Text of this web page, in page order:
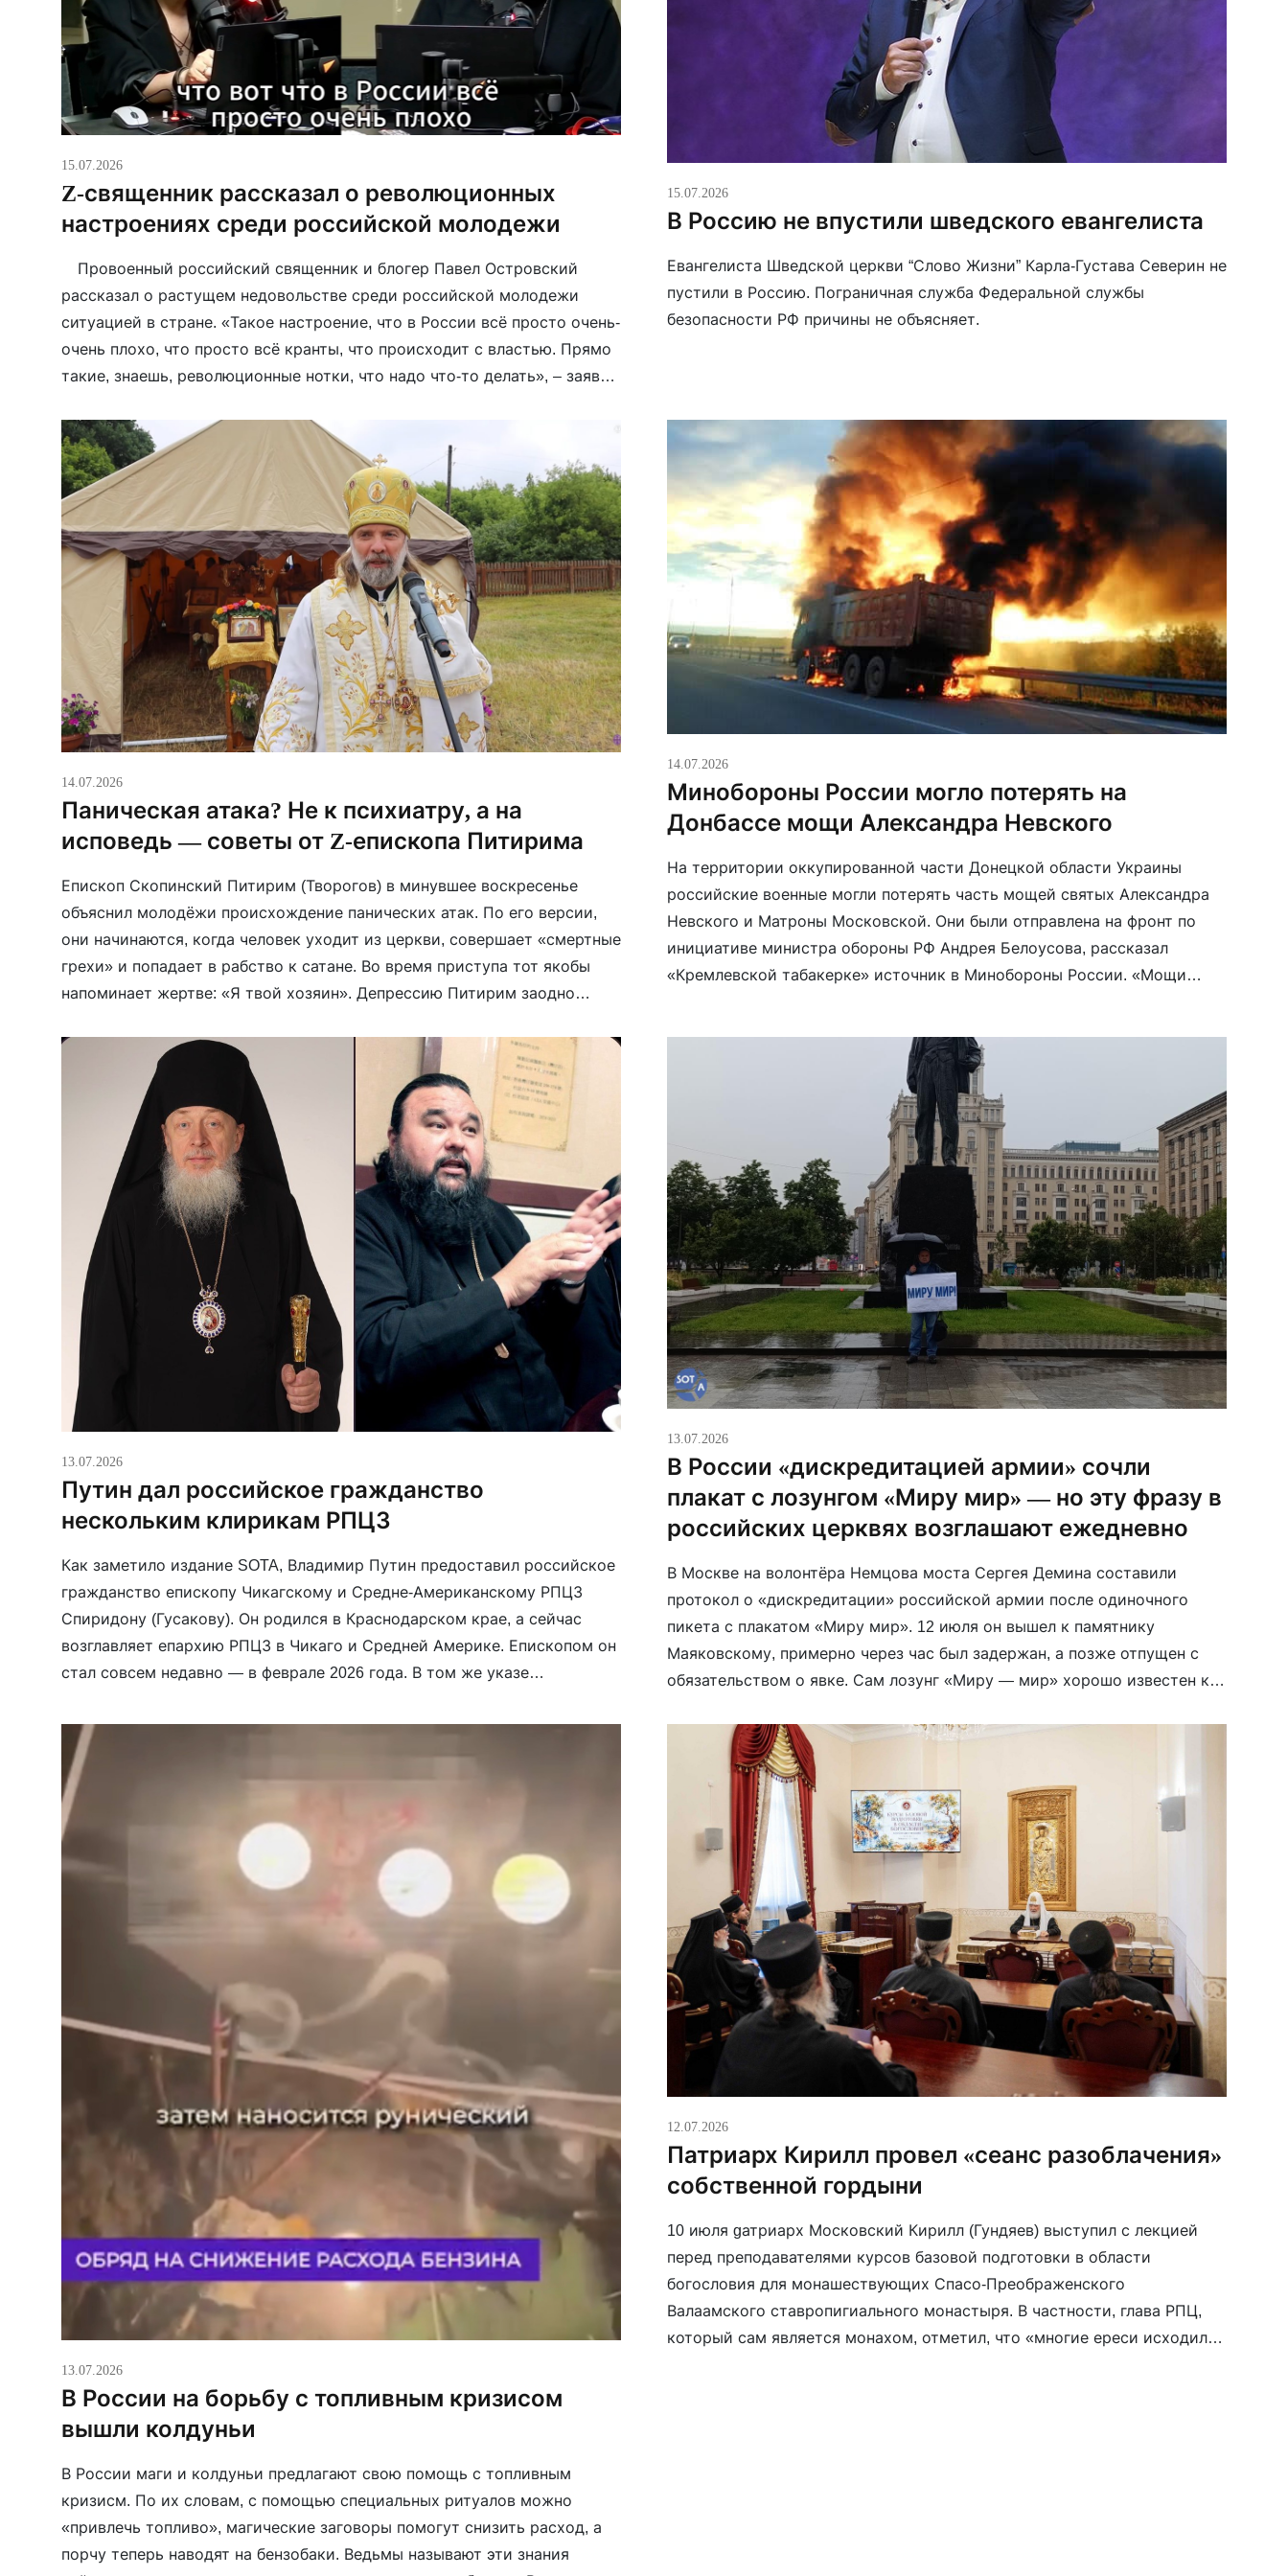
15.07.2026
Z-священник рассказал о революционных
настроениях среди российской молодежи
⠀ Провоенный российский священник и блогер Павел Островский
рассказал о растущем недовольстве среди российской молодежи
ситуацией в стране. «Такое настроение, что в России всё просто очень-
очень плохо, что просто всё кранты, что происходит с властью. Прямо
такие, знаешь, революционные нотки, что надо что-то делать», – заявил
15.07.2026
В Россию не впустили шведского евангелиста
Евангелиста Шведской церкви “Слово Жизни” Карла-Густава Северин не
пустили в Россию. Пограничная служба Федеральной службы
безопасности РФ причины не объясняет.
14.07.2026
Паническая атака? Не к психиатру, а на
исповедь — советы от Z-епископа Питирима
Епископ Скопинский Питирим (Творогов) в минувшее воскресенье
объяснил молодёжи происхождение панических атак. По его версии,
они начинаются, когда человек уходит из церкви, совершает «смертные
грехи» и попадает в рабство к сатане. Во время приступа тот якобы
напоминает жертве: «Я твой хозяин». Депрессию Питирим заодно
тоже простое: чаще ходить […]
14.07.2026
Минобороны России могло потерять на
Донбассе мощи Александра Невского
На территории оккупированной части Донецкой области Украины
российские военные могли потерять часть мощей святых Александра
Невского и Матроны Московской. Они были отправлена на фронт по
инициативе министра обороны РФ Андрея Белоусова, рассказал
«Кремлевской табакерке» источник в Минобороны России. «Мощи
13.07.2026
Путин дал российское гражданство
нескольким клирикам РПЦЗ
Как заметило издание SOTA, Владимир Путин предоставил российское
гражданство епископу Чикагскому и Средне-Американскому РПЦЗ
Спиридону (Гусакову). Он родился в Краснодарском крае, а сейчас
возглавляет епархию РПЦЗ в Чикаго и Средней Америке. Епископом он
стал совсем недавно — в феврале 2026 года. В том же указе
Бойков, […]
13.07.2026
В России «дискредитацией армии» сочли
плакат с лозунгом «Миру мир» — но эту фразу в
российских церквях возглашают ежедневно
В Москве на волонтёра Немцова моста Сергея Демина составили
протокол о «дискредитации» российской армии после одиночного
пикета с плакатом «Миру мир». 12 июля он вышел к памятнику
Маяковскому, примерно через час был задержан, а позже отпущен с
обязательством о явке. Сам лозунг «Миру — мир» хорошо известен как
13.07.2026
В России на борьбу с топливным кризисом
вышли колдуньи
В России маги и колдуньи предлагают свою помощь с топливным
кризисм. По их словам, с помощью специальных ритуалов можно
«привлечь топливо», магические заговоры помогут снизить расход, а
порчу теперь наводят на бензобаки. Ведьмы называют эти знания
12.07.2026
Патриарх Кирилл провел «сеанс разоблачения»
собственной гордыни
10 июля gатриарх Московский Кирилл (Гундяев) выступил с лекцией
перед преподавателями курсов базовой подготовки в области
богословия для монашествующих Спасо-Преображенского
Валаамского ставропигиального монастыря. В частности, глава РПЦ,
который сам является монахом, отметил, что «многие ереси исходили